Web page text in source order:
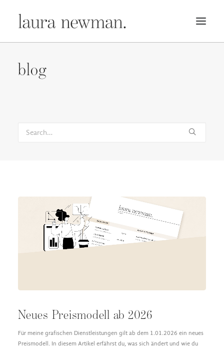
PORTFOLIO
PREMADES
NEWS
MERCH
ÜBER MICH
DESIGN FAQ
PRESSEMATERIAL
KONTAKT
blog
Neues Preismodell ab 2026
Für meine grafischen Dienstleistungen gilt ab dem 1.01.2026 ein neues
Preismodell. In diesem Artikel erfährst du, was sich ändert und wie du